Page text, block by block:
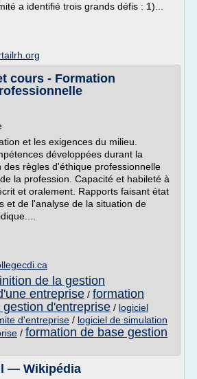
a identifié trois grands défis : 1)...
cours - Formation
et les exigences du milieu.
développées durant la
des règles d'éthique professionnelle
la profession. Capacité et habileté à
et oralement. Rapports faisant état
et de l'analyse de la situation de
de la gestion
entreprise / formation
d'entreprise / logiciel
d'entreprise / logiciel de simulation
/ formation de base gestion
— Wikipédia